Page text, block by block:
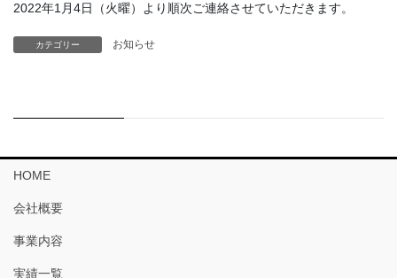
2022年1月4日（火曜）より順次ご連絡させていただきます。
カテゴリー お知らせ
HOME
会社概要
事業内容
実績一覧